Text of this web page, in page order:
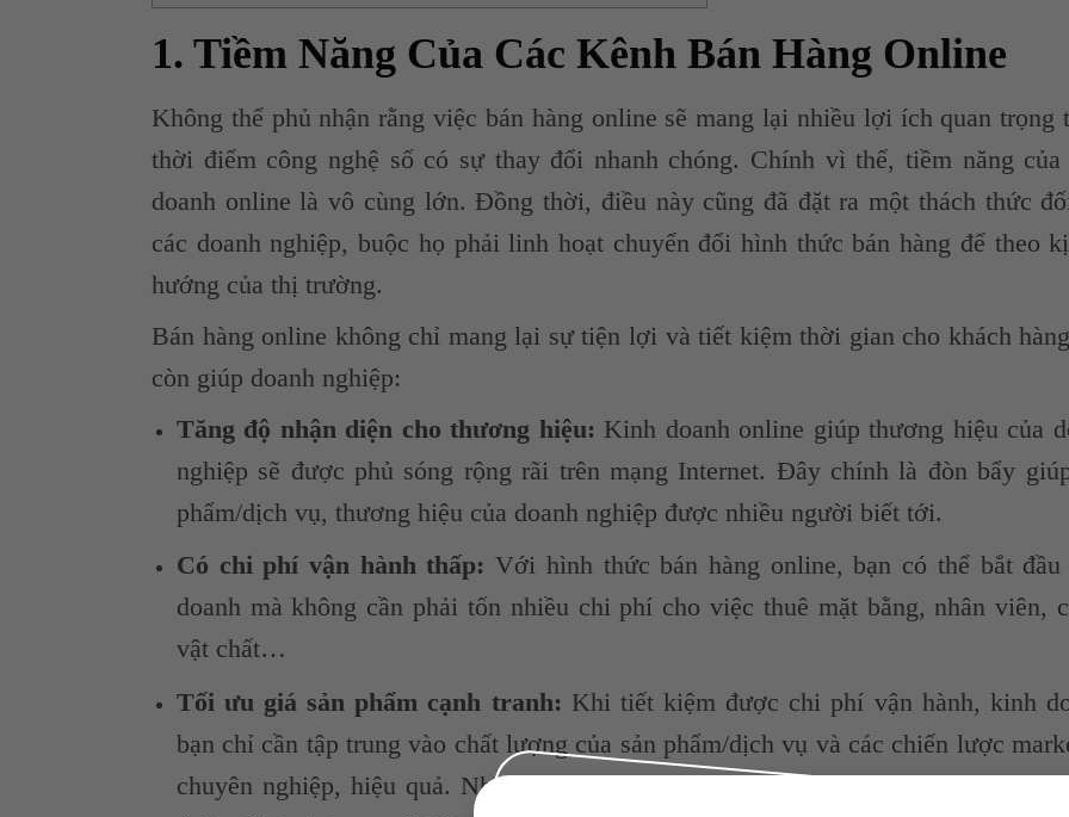
1. Tiềm Năng Của Các Kênh Bán Hàng Online
Không thể phủ nhận rằng việc bán hàng online sẽ mang lại nhiều lợi ích quan trọng
thời điểm công nghệ số có sự thay đổi nhanh chóng. Chính vì thế, tiềm năng
doanh online là vô cùng lớn. Đồng thời, điều này cũng đã đặt ra một thách thức
các doanh nghiệp, buộc họ phải linh hoạt chuyển đổi hình thức bán hàng để theo
hướng của thị trường.
Bán hàng online không chỉ mang lại sự tiện lợi và tiết kiệm thời gian cho khách
còn giúp doanh nghiệp:
Tăng độ nhận diện cho thương hiệu: Kinh doanh online giúp thương hiệu của
nghiệp sẽ được phủ sóng rộng rãi trên mạng Internet. Đây chính là đòn bẩy
phẩm/dịch vụ, thương hiệu của doanh nghiệp được nhiều người biết tới.
Có chi phí vận hành thấp: Với hình thức bán hàng online, bạn có thể bắt
doanh mà không cần phải tốn nhiều chi phí cho việc thuê mặt bằng, nhân viên,
vật chất…
Tối ưu giá sản phẩm cạnh tranh: Khi tiết kiệm được chi phí vận hành, kinh
bạn chỉ cần tập trung vào chất lượng của sản phẩm/dịch vụ và các chiến lược
chuyên nghiệp, hiệu quả. Nhờ vậy, giá thành của sản phẩm khi tới tay khách